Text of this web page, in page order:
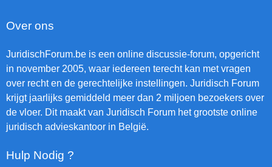
Over ons
JuridischForum.be is een online discussie-forum, opgericht
in november 2005, waar iedereen terecht kan met vragen
over recht en de gerechtelijke instellingen. Juridisch Forum
krijgt jaarlijks gemiddeld meer dan 2 miljoen bezoekers over
de vloer. Dit maakt van Juridisch Forum het grootste online
juridisch advieskantoor in België.
Hulp Nodig ?